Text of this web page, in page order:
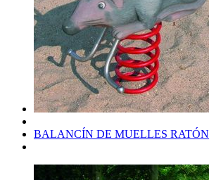
BALANCÍN DE MUELLES RATÓN